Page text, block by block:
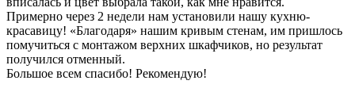
Примерно через 2 недели нам установили нашу кухню-
красавицу! «Благодаря» нашим кривым стенам, им пришлось
помучиться с монтажом верхних шкафчиков, но результат
получился отменный.
Большое всем спасибо! Рекомендую!